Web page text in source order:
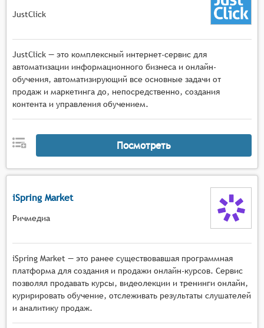
JustClick
JustClick — это комплексный интернет-сервис для
автоматизации информационного бизнеса и онлайн-
обучения, автоматизирующий все основные задачи от
продаж и маркетинга до, непосредственно, создания
контента и управления обучением.
Посмотреть
iSpring Market
Ричмедиа
iSpring Market — это ранее существовавшая программная
платформа для создания и продажи онлайн-курсов. Сервис
позволял продавать курсы, видеолекции и тренинги онлайн,
куририровать обучение, отслеживать результаты слушателей
и аналитику продаж.